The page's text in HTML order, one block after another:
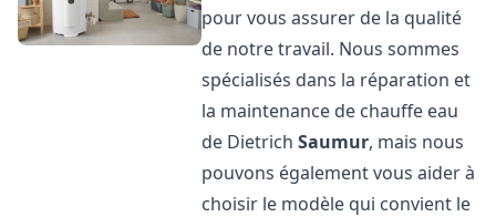
pour vous assurer de la qualité
de notre travail. Nous sommes
spécialisés dans la réparation et
la maintenance de chauffe eau
de DietrichSaumur, mais nous
pouvons également vous aider à
choisir le modèle qui convient le